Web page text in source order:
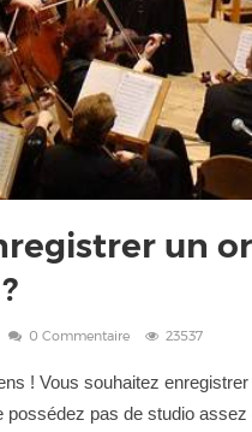
un
0 Commentaire 23537
! Vous souhaitez
pas de studio